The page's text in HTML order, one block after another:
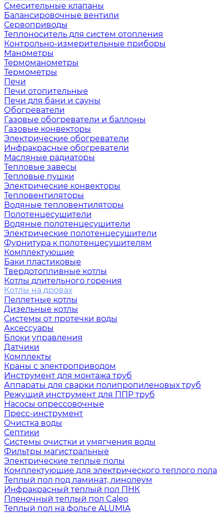
Смесительные клапаны
Балансировочные вентили
Сервоприводы
Теплоноситель для систем отопления
Контрольно-измерительные приборы
Манометры
Термоманометры
Термометры
Печи
Печи отопительные
Печи для бани и сауны
Обогреватели
Газовые обогреватели и баллоны
Газовые конвекторы
Электрические обогреватели
Инфракрасные обогреватели
Масляные радиаторы
Тепловые завесы
Тепловые пушки
Электрические конвекторы
Тепловентиляторы
Водяные тепловентиляторы
Полотенцесушители
Водяные полотенцесушители
Электрические полотенцесушители
Фурнитура к полотенцесушителям
Комплектующие
Баки пластиковые
Твердотопливные котлы
Котлы длительного горения
Котлы на дровах
Пеллетные котлы
Дизельные котлы
Системы от протечки воды
Аксессуары
Блоки управления
Датчики
Комплекты
Краны с электроприводом
Инструмент для монтажа труб
Аппараты для сварки полипропиленовых труб
Режущий инструмент для ППР труб
Насосы опрессовочные
Пресс-инструмент
Очистка воды
Септики
Системы очистки и умягчения воды
Фильтры магистральные
Электрические теплые полы
Комплектующие для электрического теплого пола
Теплый пол под ламинат, линолеум
Инфракрасный теплый пол ПНК
Пленочный теплый пол Caleo
Теплый пол на фольге ALUMIA